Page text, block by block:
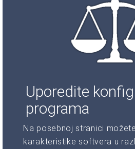
Uporedite
programa
Na posebnoj stranici
karakteristike softvera u